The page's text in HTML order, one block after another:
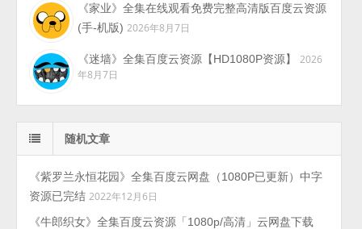
《家业》全集在线观看免费完整高清版百度云资源
(手-机版) 2026年8月7日
《迷墙》全集百度云资源【HD1080P资源】
2026
年8月7日
随机文章
《紫罗兰永恒花园》全集百度云网盘（1080P已更新）中字
资源已完结 2022年12月6日
《牛郎织女》全集百度云资源「1080p/高清」云网盘下载